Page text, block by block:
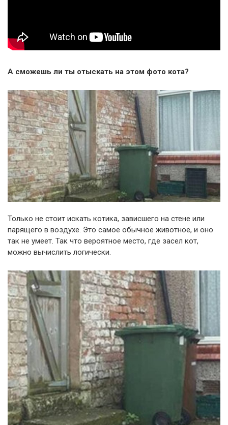
А сможешь ли ты отыскать на этом фото кота?
Только не стоит искать котика, зависшего на стене или
парящего в воздухе. Это самое обычное животное, и оно
так не умеет. Так что вероятное место, где засел кот,
можно вычислить логически.